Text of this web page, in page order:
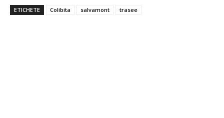
ETICHETE Colibita salvamont trasee